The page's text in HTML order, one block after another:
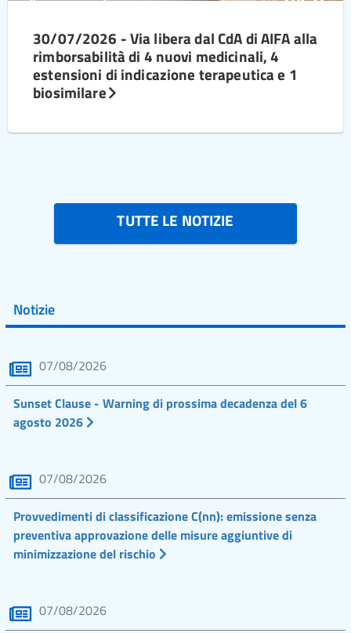
30/07/2026 - Via libera dal CdA di AIFA alla
rimborsabilità di 4 nuovi medicinali, 4
estensioni di indicazione terapeutica e 1
biosimilare
TUTTE LE NOTIZIE
Notizie
07/08/2026
Sunset Clause - Warning di prossima decadenza del 6
agosto 2026
07/08/2026
Provvedimenti di classificazione C(nn): emissione senza
preventiva approvazione delle misure aggiuntive di
minimizzazione del rischio
07/08/2026